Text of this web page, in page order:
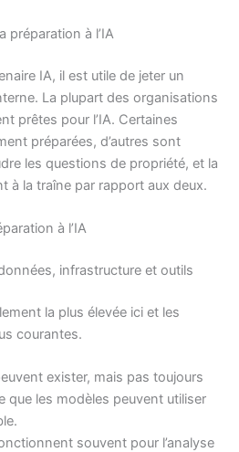
préparation à l’IA
IA, il est utile de jeter un
La plupart des organisations
prêtes pour l’IA. Certaines
préparées, d’autres sont
les questions de propriété, et la
à la traîne par rapport aux deux.
à l’IA
infrastructure et outils
la plus élevée ici et les
courantes.
exister, mais pas toujours
que les modèles peuvent utiliser
souvent pour l’analyse